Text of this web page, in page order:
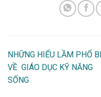
NHỮNG HIỂU LẦM PHỔ
VỀ GIÁO DỤC KỸ NĂNG
SỐNG